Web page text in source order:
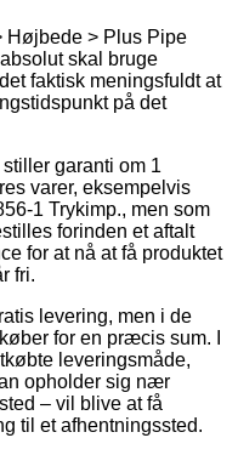
Højbede > Plus Pipe
skal bruge
faktisk meningsfuldt at
på det
garanti om 1
varer, eksempelvis
1 Trykimp., men som
forinden et aftalt
for at nå at få produktet
fri.
levering, men i de
for en præcis sum. I
leveringsmåde,
opholder sig nær
– vil blive at få
til et afhentningssted.